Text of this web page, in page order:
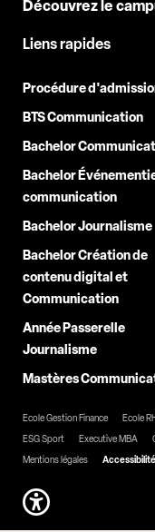
Découvrez le
Liens rapides
Procédure
BTS Communication
Bachelor
Bachelor
communication
Bachelor Journalisme
Bachelor Création de
contenu digital et
Communication
Année Passerelle
Journalisme
Mastères
Ecole Gestion Finance Ecole
ESG Sport
Executive MBA
Mentions légales